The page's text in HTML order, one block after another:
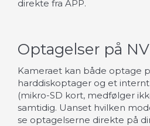
direkte fra APP.
Optagelser på
Kameraet kan både optage
harddiskoptager og et
(mikro-SD kort, medfølger
samtidig. Uanset hvilken
se optagelserne direkte på